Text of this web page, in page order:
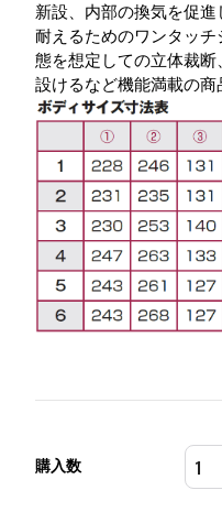
新設、内部の換気を促
耐えるためのワンタッ
態を想定しての立体裁
設けるなど機能満載の商
購入数